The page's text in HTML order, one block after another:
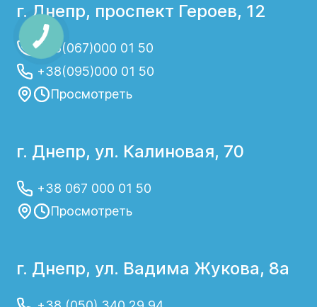
г. Днепр, проспект Героев, 12
+38(067)000 01 50
+38(095)000 01 50
Просмотреть
г. Днепр, ул. Калиновая, 70
+38 067 000 01 50
Просмотреть
г. Днепр, ул. Вадима Жукова, 8а